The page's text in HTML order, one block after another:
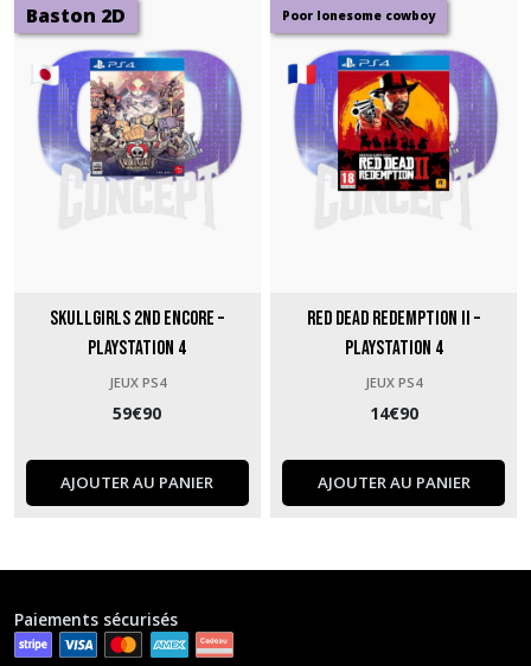
Baston 2D
Skullgirls 2nd Encore –
PlayStation 4
JEUX PS4
59€90
AJOUTER AU PANIER
Poor lonesome cowboy
Red Dead Redemption II –
PlayStation 4
JEUX PS4
14€90
AJOUTER AU PANIER
Paiements sécurisés